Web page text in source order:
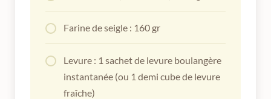
Farine de seigle : 160 gr
Levure : 1 sachet de levure boulangère
instantanée (ou 1 demi cube de levure
fraîche)